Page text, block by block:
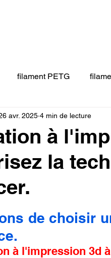
filament PETG
Filament 3D FLEXIBLE
à l'impression 3D.
à
la
avr. 2025 4 min de lecture
sur 5.
de choisir
à l'impression 3d